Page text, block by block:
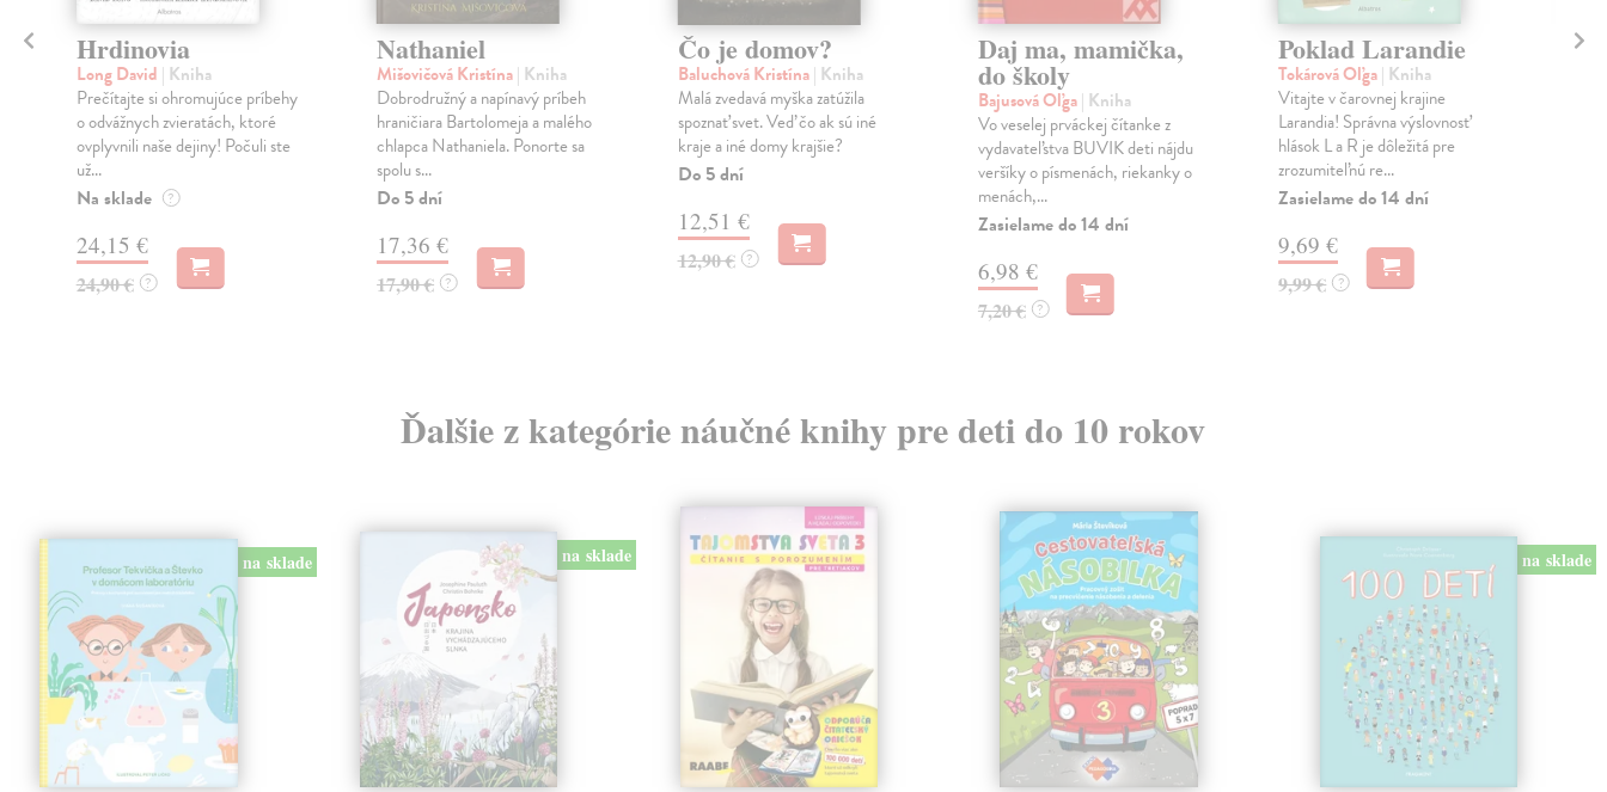
Hrdinovia
Long David | Kniha
Prečítajte si ohromujúce príbehy
o odvážnych zvieratách, ktoré
ovplyvnili naše dejiny! Počuli ste
už...
Na sklade ?
24,15 €
24,90 € ?
Nathaniel
Mišovičová Kristína| Kniha
Dobrodružný a napínavý príbeh
hraničiara Bartolomeja a malého
chlapca Nathaniela. Ponorte sa
spolu s...
Do 5 dní
17,36 €
17,90 € ?
Čo je domov?
Baluchová Kristína| Kniha
Malá zvedavá myška zatúžila
spoznať svet. Veď čo ak sú iné
kraje a iné domy krajšie?
Do 5 dní
12,51 €
12,90 € ?
Daj ma, mamička,
do školy
Bajusová Oľga| Kniha
Vo veselej prváckej čítanke z
vydavateľstva BUVIK deti nájdu
veršíky o písmenách, riekanky o
menách,...
Zasielame do 14 dní
6,98 €
7,20 € ?
Poklad Larandie
Tokárová Oľga| Kniha
Vitajte v čarovnej krajine
Larandia! Správna výslovnosť
hlások L a R je dôležitá pre
zrozumiteľnú re...
Zasielame do 14 dní
9,69 €
9,99 € ?
Ďalšie z kategórie náučné knihy pre deti do 10 rokov
na sklade na sklade na sklade